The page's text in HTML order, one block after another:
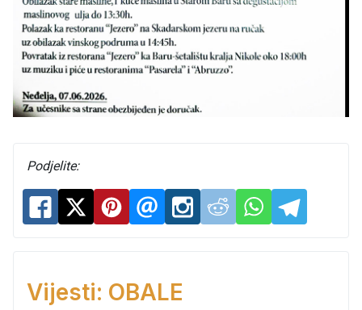
Podjelite:
Vijesti: OBALE